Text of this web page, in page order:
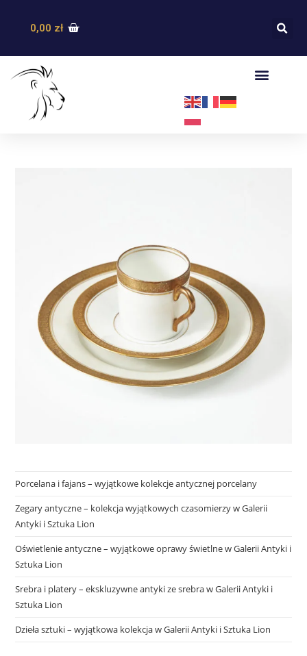
0,00 zł
Porcelana i fajans – wyjątkowe kolekcje antycznej porcelany
Zegary antyczne – kolekcja wyjątkowych czasomierzy w Galerii
Antyki i Sztuka Lion
Oświetlenie antyczne – wyjątkowe oprawy świetlne w Galerii Antyki i
Sztuka Lion
Srebra i platery – ekskluzywne antyki ze srebra w Galerii Antyki i
Sztuka Lion
Dzieła sztuki – wyjątkowa kolekcja w Galerii Antyki i Sztuka Lion